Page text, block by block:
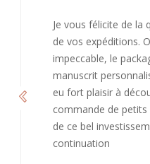
Je vous félicite de la
de vos expéditions.
impeccable, le
manuscrit
eu fort plaisir à
commande de
de ce bel
continuation